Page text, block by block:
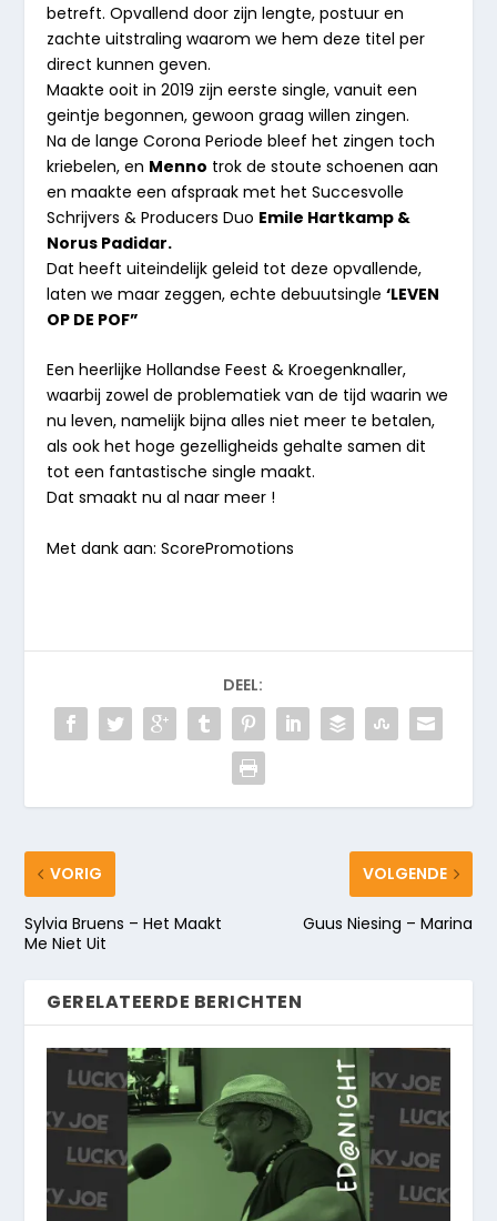
betreft. Opvallend door zijn lengte, postuur en
zachte uitstraling waarom we hem deze titel per
direct kunnen geven.
Maakte ooit in 2019 zijn eerste single, vanuit een
geintje begonnen, gewoon graag willen zingen.
Na de lange Corona Periode bleef het zingen toch
kriebelen, en Menno trok de stoute schoenen aan
en maakte een afspraak met het Succesvolle
Schrijvers & Producers Duo Emile Hartkamp &
Norus Padidar.
Dat heeft uiteindelijk geleid tot deze opvallende,
laten we maar zeggen, echte debuutsingle‘LEVEN
OP DE POF”
Een heerlijke Hollandse Feest & Kroegenknaller,
waarbij zowel de problematiek van de tijd waarin we
nu leven, namelijk bijna alles niet meer te betalen,
als ook het hoge gezelligheids gehalte samen dit
tot een fantastische single maakt.
Dat smaakt nu al naar meer !
Met dank aan: ScorePromotions
DEEL:
VORIG
Sylvia Bruens – Het Maakt
Me Niet Uit
VOLGENDE
Guus Niesing – Marina
GERELATEERDE BERICHTEN